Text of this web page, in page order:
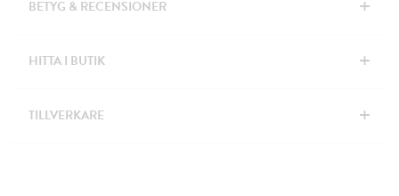
BETYG & RECENSIONER +
HITTA I BUTIK +
TILLVERKARE +